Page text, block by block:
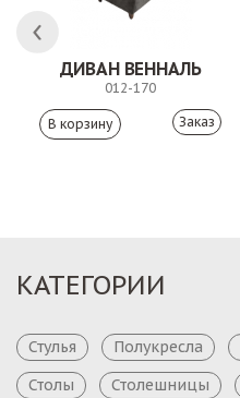
ДИВАН ВЕННАЛЬ
012-170
Заказ
КАТЕГОРИИ
Стулья Полукресла
Столы
Столешницы